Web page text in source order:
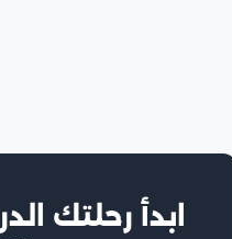
ابدأ رحلتك